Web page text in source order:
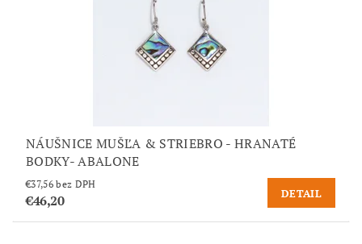
NÁUŠNICE MUŠĽA & STRIEBRO - HRANATÉ
BODKY- ABALONE
€37,56 bez DPH
€46,20 DETAIL